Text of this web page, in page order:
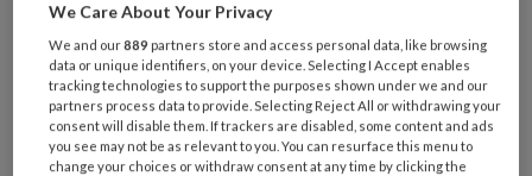
Ontvang iedere zondag het
Management Kinderopvang
Weekoverzicht
Ja, ik geef toestemming voor e-mails
We Care About Your Privacy
We and our889 partners store and access personal data, like browsing
data or unique identifiers, on your device. Selecting I Accept enables
tracking technologies to support the purposes shown under we and our
partners process data to provide. Selecting Reject All or withdrawing your
consent will disable them. If trackers are disabled, some content and ads
you see may not be as relevant to you. You can resurface this menu to
change your choices or withdraw consent at any time by clicking the